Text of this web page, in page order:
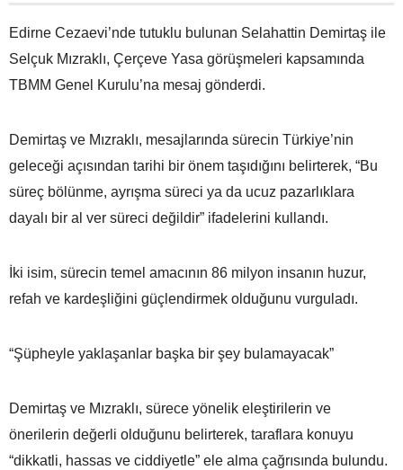
Edirne Cezaevi’nde tutuklu bulunan Selahattin Demirtaş ile
Selçuk Mızraklı, Çerçeve Yasa görüşmeleri kapsamında
TBMM Genel Kurulu’na mesaj gönderdi.
Demirtaş ve Mızraklı, mesajlarında sürecin Türkiye’nin
geleceği açısından tarihi bir önem taşıdığını belirterek, “Bu
süreç bölünme, ayrışma süreci ya da ucuz pazarlıklara
dayalı bir al ver süreci değildir” ifadelerini kullandı.
İki isim, sürecin temel amacının 86 milyon insanın huzur,
refah ve kardeşliğini güçlendirmek olduğunu vurguladı.
“Şüpheyle yaklaşanlar başka bir şey bulamayacak”
Demirtaş ve Mızraklı, sürece yönelik eleştirilerin ve
önerilerin değerli olduğunu belirterek, taraflara konuyu
“dikkatli, hassas ve ciddiyetle” ele alma çağrısında bulundu.